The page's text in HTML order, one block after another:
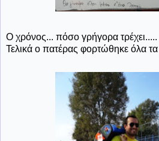
Ο χρόνος... πόσο γρήγορα τρέχει.....
Τελικά ο πατέρας φορτώθηκε όλα